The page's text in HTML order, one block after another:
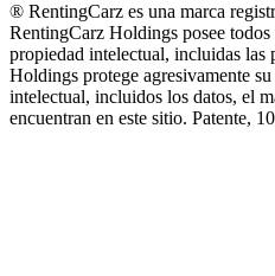
® RentingCarz es una marca
RentingCarz Holdings posee
propiedad intelectual, incluidas las
Holdings protege agresivamente
intelectual, incluidos los datos, el
encuentran en este sitio. Patente,